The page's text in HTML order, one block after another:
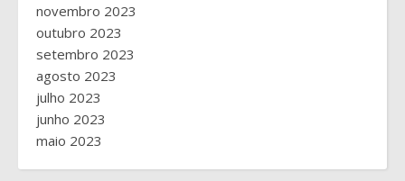
novembro 2023
outubro 2023
setembro 2023
agosto 2023
julho 2023
junho 2023
maio 2023